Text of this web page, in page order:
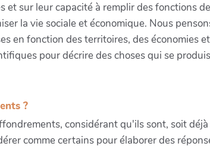
sur leur capacité à remplir des fonctions
la vie sociale et économique. Nous
en fonction des territoires, des économies
pour décrire des choses qui se
?
considérant qu'ils sont, soit
comme certains pour élaborer des